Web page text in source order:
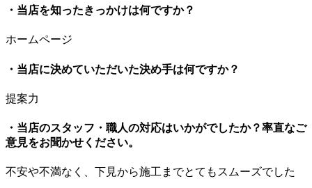
・当店を知ったきっかけは何ですか？
ホームページ
・当店に決めていただいた決め手は何ですか？
提案力
・当店のスタッフ・職人の対応はいかがでしたか？率直なご
意見をお聞かせください。
不安や不満なく、下見から施工までとてもスムーズでした